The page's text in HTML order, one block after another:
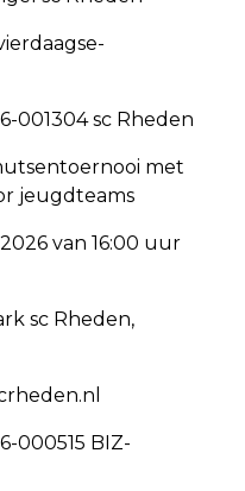
sc Rheden
met
jeugdteams
van 16:00 uur
Rheden,
BIZ-